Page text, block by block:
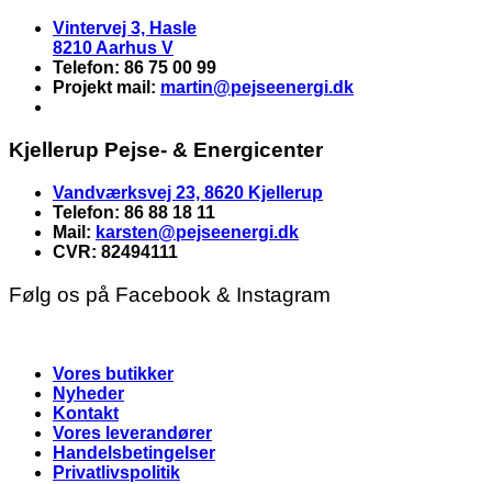
Vintervej 3, Hasle
8210 Aarhus V
Telefon: 86 75 00 99
Projekt mail: martin@pejseenergi.dk
Kjellerup Pejse- & Energicenter
Vandværksvej 23, 8620 Kjellerup
Telefon: 86 88 18 11
Mail: karsten@pejseenergi.dk
CVR: 82494111
Følg os på Facebook & Instagram
Vores butikker
Nyheder
Kontakt
Vores leverandører
Handelsbetingelser
Privatlivspolitik